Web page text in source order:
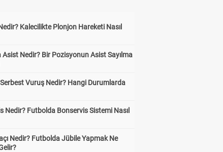
Kalecilikte Plonjon Hareketi Nasıl
Asist Nedir? Bir Pozisyonun Asist Sayılma
Vuruş Nedir? Hangi Durumlarda
Nedir? Futbolda Bonservis Sistemi Nasıl
Nedir? Futbolda Jübile Yapmak Ne